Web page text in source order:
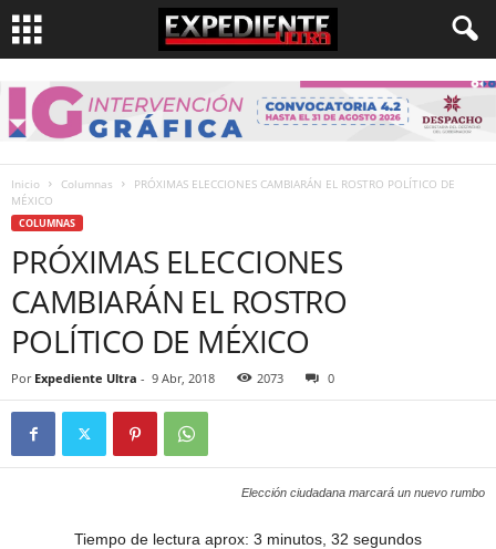
Inicio Columnas
PRÓXIMAS ELECCIONES CAMBIARÁN EL ROSTRO POLÍTICO DE
MÉXICO
COLUMNAS
PRÓXIMAS ELECCIONES
CAMBIARÁN EL ROSTRO
POLÍTICO DE MÉXICO
Por Expediente Ultra - 9 Abr, 2018 2073 0
Elección ciudadana marcará un nuevo rumbo
Tiempo de lectura aprox: 3 minutos, 32 segundos